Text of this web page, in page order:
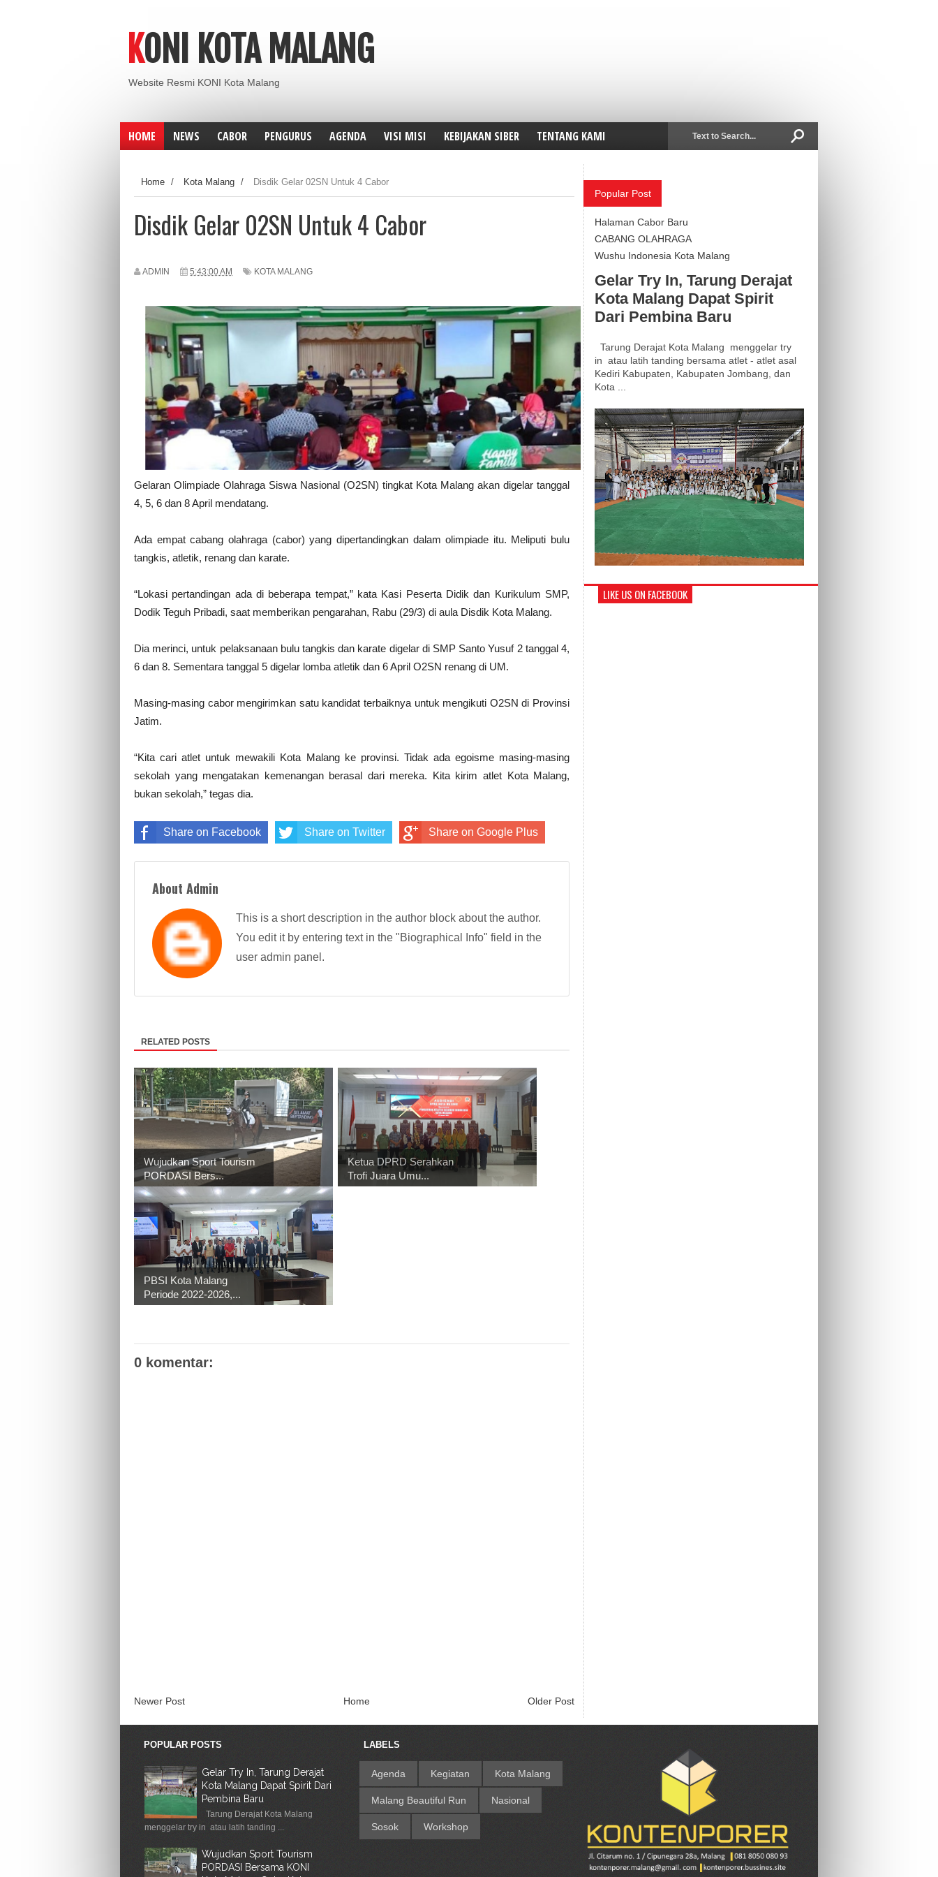
KONI KOTA MALANG
Website Resmi KONI Kota Malang
HOME NEWS CABOR PENGURUS AGENDA VISI MISI KEBIJAKAN SIBER TENTANG KAMI
Home / Kota Malang / Disdik Gelar 02SN Untuk 4 Cabor
Disdik Gelar 02SN Untuk 4 Cabor
ADMIN 5:43:00 AM KOTA MALANG
Gelaran Olimpiade Olahraga Siswa Nasional (O2SN) tingkat Kota Malang akan digelar tanggal
4, 5, 6 dan 8 April mendatang.
Ada empat cabang olahraga (cabor) yang dipertandingkan dalam olimpiade itu. Meliputi bulu
tangkis, atletik, renang dan karate.
“Lokasi pertandingan ada di beberapa tempat,” kata Kasi Peserta Didik dan Kurikulum SMP,
Dodik Teguh Pribadi, saat memberikan pengarahan, Rabu (29/3) di aula Disdik Kota Malang.
Dia merinci, untuk pelaksanaan bulu tangkis dan karate digelar di SMP Santo Yusuf 2 tanggal 4,
6 dan 8. Sementara tanggal 5 digelar lomba atletik dan 6 April O2SN renang di UM.
Masing-masing cabor mengirimkan satu kandidat terbaiknya untuk mengikuti O2SN di Provinsi
Jatim.
“Kita cari atlet untuk mewakili Kota Malang ke provinsi. Tidak ada egoisme masing-masing
sekolah yang mengatakan kemenangan berasal dari mereka. Kita kirim atlet Kota Malang,
bukan sekolah,” tegas dia.
Share on Facebook Share on Twitter Share on Google Plus
About Admin
This is a short description in the author block about the author.
You edit it by entering text in the "Biographical Info" field in the
user admin panel.
RELATED POSTS
Wujudkan Sport Tourism
PORDASI Bers...
Ketua DPRD Serahkan
Trofi Juara Umu...
PBSI Kota Malang
Periode 2022-2026,...
0 komentar:
Newer Post Older Post
Home
Popular Post
Halaman Cabor Baru
CABANG OLAHRAGA
Wushu Indonesia Kota Malang
Gelar Try In, Tarung Derajat
Kota Malang Dapat Spirit
Dari Pembina Baru
Tarung Derajat Kota Malang menggelar try
in atau latih tanding bersama atlet - atlet asal
Kediri Kabupaten, Kabupaten Jombang, dan
Kota ...
LIKE US ON FACEBOOK
POPULAR POSTS
Gelar Try In, Tarung Derajat
Kota Malang Dapat Spirit Dari
Pembina Baru
Tarung Derajat Kota Malang
menggelar try in atau latih tanding ...
Wujudkan Sport Tourism
PORDASI Bersama KONI
LABELS
Agenda Kegiatan Kota Malang
Malang Beautiful Run Nasional
Sosok Workshop